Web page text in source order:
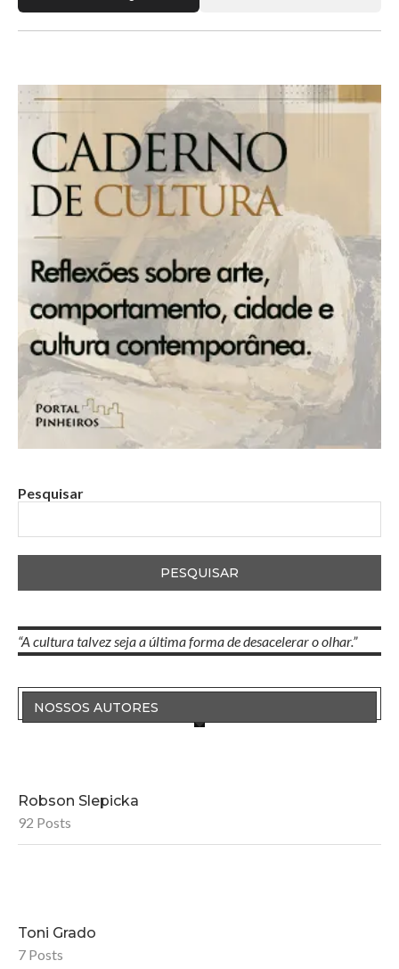
Pesquisar
PESQUISAR
“A cultura talvez seja a última forma de desacelerar o olhar.”
NOSSOS AUTORES
Robson Slepicka
92 Posts
Toni Grado
7 Posts